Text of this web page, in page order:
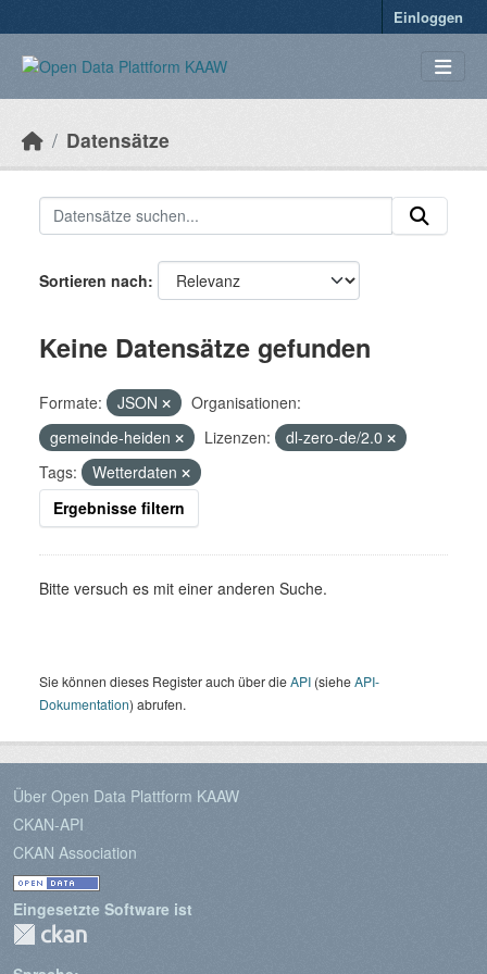
Einloggen
Datensätze
Sortieren nach
Keine Datensätze gefunden
Formate: JSON
Organisationen:
gemeinde-heiden
Lizenzen:
dl-zero-de/2.0
Tags:
Wetterdaten
Ergebnisse filtern
Bitte versuch es mit einer anderen Suche.
Sie können dieses Register auch über dieAPI (sieheAPI-
Dokumentation) abrufen.
Über Open Data Plattform KAAW
CKAN-API
CKAN Association
Eingesetzte Software ist